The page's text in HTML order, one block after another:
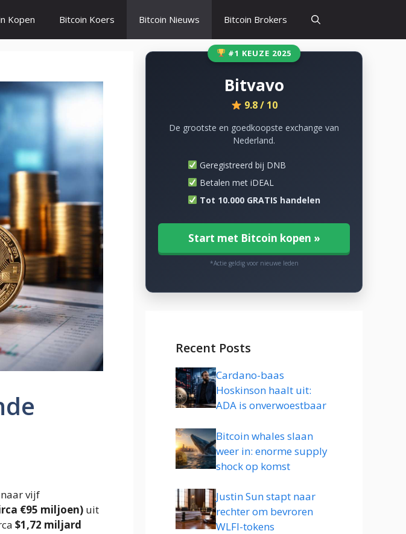
Kopen Bitcoin Koers Bitcoin Nieuws Bitcoin Brokers
vijf
€95 miljoen) uit
$1,72 miljard
#1 KEUZE 2025
Bitvavo
9.8 / 10
De grootste en goedkoopste exchange van
Nederland.
Geregistreerd bij DNB
Betalen met iDEAL
Tot 10.000 GRATIS handelen
Start met Bitcoin kopen »
*Actie geldig voor nieuwe leden
Recent Posts
Cardano-baas
Hoskinson haalt uit:
ADA is onverwoestbaar
Bitcoin whales slaan
weer in: enorme supply
shock op komst
Justin Sun stapt naar
rechter om bevroren
WLFI-tokens